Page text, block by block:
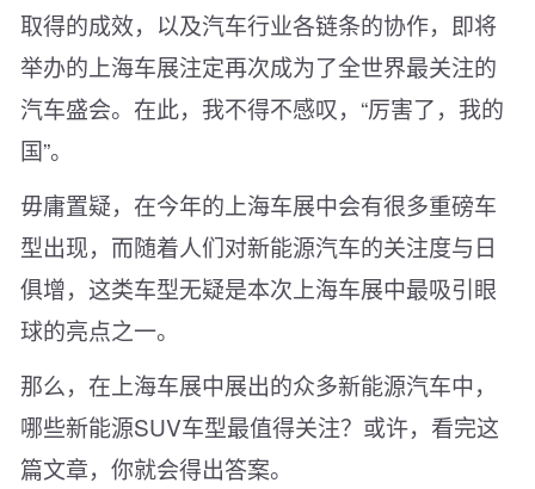
取得的成效，以及汽车行业各链条的协作，即将
举办的上海车展注定再次成为了全世界最关注的
汽车盛会。在此，我不得不感叹，“厉害了，我的
国”。
毋庸置疑，在今年的上海车展中会有很多重磅车
型出现，而随着人们对新能源汽车的关注度与日
俱增，这类车型无疑是本次上海车展中最吸引眼
球的亮点之一。
那么，在上海车展中展出的众多新能源汽车中，
哪些新能源SUV车型最值得关注？或许，看完这
篇文章，你就会得出答案。